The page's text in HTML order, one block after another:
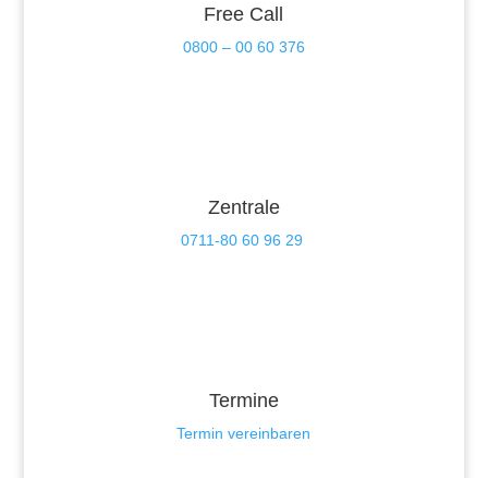
Free Call
0800 – 00 60 376
Zentrale
0711-80 60 96 29
Termine
Termin vereinbaren